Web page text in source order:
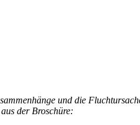
und die
der Broschüre: